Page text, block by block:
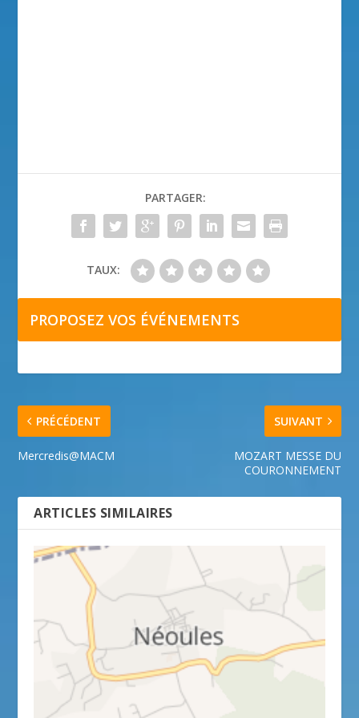
PARTAGER:
TAUX:
PROPOSEZ VOS ÉVÉNEMENTS
PRÉCÉDENT
Mercredis@MACM
SUIVANT
MOZART MESSE DU
COURONNEMENT
ARTICLES SIMILAIRES